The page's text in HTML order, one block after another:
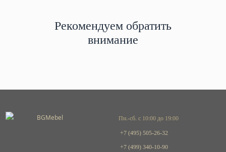
Рекомендуем обратить
внимание
Пн.-сб. с 10:00 до 19:00
+7 (495) 505-26-32
+7 (499) 340-10-90